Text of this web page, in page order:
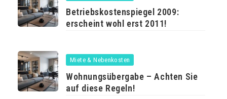
Betriebskostenspiegel 2009:
erscheint wohl erst 2011!
Miete & Nebenkosten
Wohnungsübergabe – Achten Sie
auf diese Regeln!